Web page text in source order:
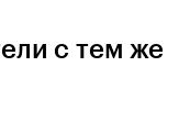
с тем же